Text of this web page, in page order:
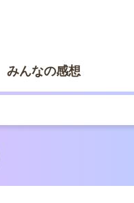
みんなの感想